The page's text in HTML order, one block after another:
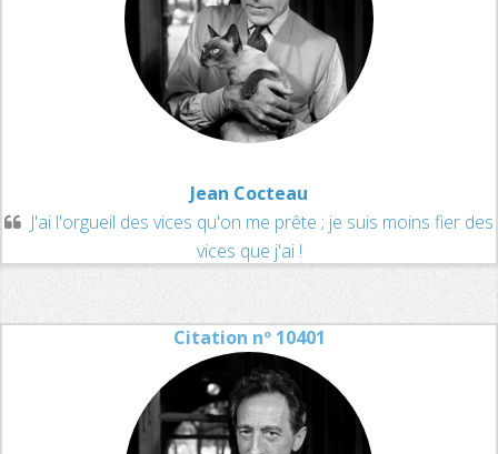
Jean Cocteau
J'ai l'orgueil des vices qu'on me prête ; je suis moins fier des
vices que j'ai !
Citation nº 10401